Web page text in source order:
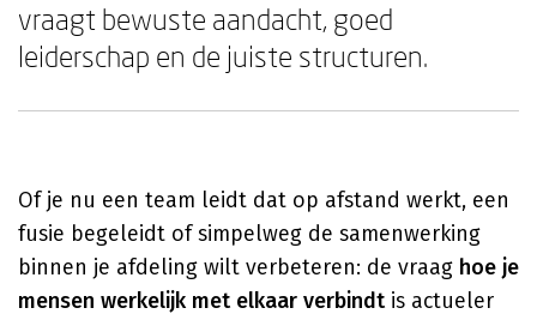
vraagt bewuste aandacht, goed
leiderschap en de juiste structuren.
Of je nu een team leidt dat op afstand werkt, een
fusie begeleidt of simpelweg de samenwerking
binnen je afdeling wilt verbeteren: de vraag hoe je
mensen werkelijk met elkaar verbindt is actueler